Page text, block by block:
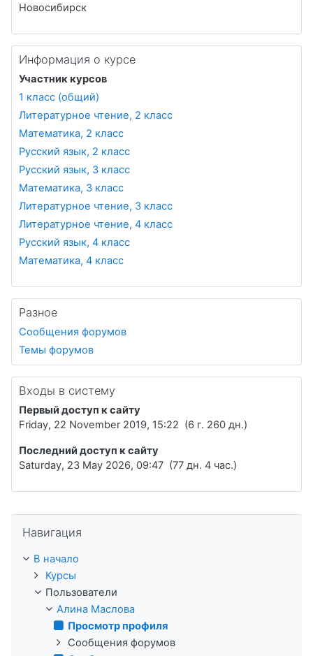
Новосибирск
Информация о курсе
Участник курсов
1 класс (общий)
Литературное чтение, 2 класс
Математика, 2 класс
Русский язык, 2 класс
Русский язык, 3 класс
Математика, 3 класс
Литературное чтение, 3 класс
Литературное чтение, 4 класс
Русский язык, 4 класс
Математика, 4 класс
Разное
Сообщения форумов
Темы форумов
Входы в систему
Первый доступ к сайту
Friday, 22 November 2019, 15:22 (6 г. 260 дн.)
Последний доступ к сайту
Saturday, 23 May 2026, 09:47 (77 дн. 4 час.)
Навигация
В начало
Курсы
Пользователи
Алина Маслова
Просмотр профиля
Сообщения форумов